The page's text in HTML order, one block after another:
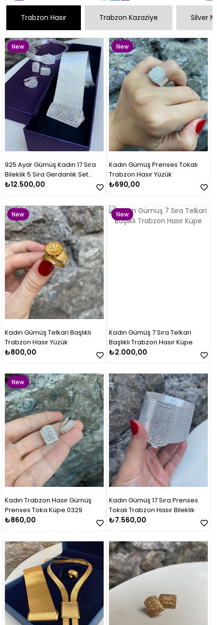
Trabzon Hasır Trabzon Kazaziye Silver
925 Ayar Gümüş Kadın 17 Sıra
Bileklik 5 Sıra Gerdanlık Set
Takımı
₺12.500,00
New
Item
Kadın Gümüş Prenses Tokalı
Trabzon Hasır Yüzük
₺690,00
New
Item
Kadın Gümüş Telkari Başlıklı
Trabzon Hasır Yüzük
₺800,00
New
Item
Kadın Gümüş 7 Sıra Telkari
Başlıklı Trabzon Hasır Küpe
₺2.000,00
New
Item
Kadın Trabzon Hasır Gümüş
Prenses Toka Küpe 0329
₺860,00
New
Item
Kadın Gümüş 17 Sıra Prenses
Tokalı Trabzon Hasır Bileklik
₺7.560,00